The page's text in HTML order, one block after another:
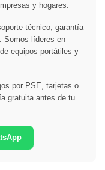
y hogares.
técnico, garantía
Somos líderes en
equipos portátiles y
por PSE, tarjetas o
gratuita antes de tu